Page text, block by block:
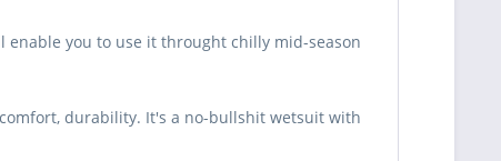
enable you to use it throught chilly mid-season
durability. It's a no-bullshit wetsuit with